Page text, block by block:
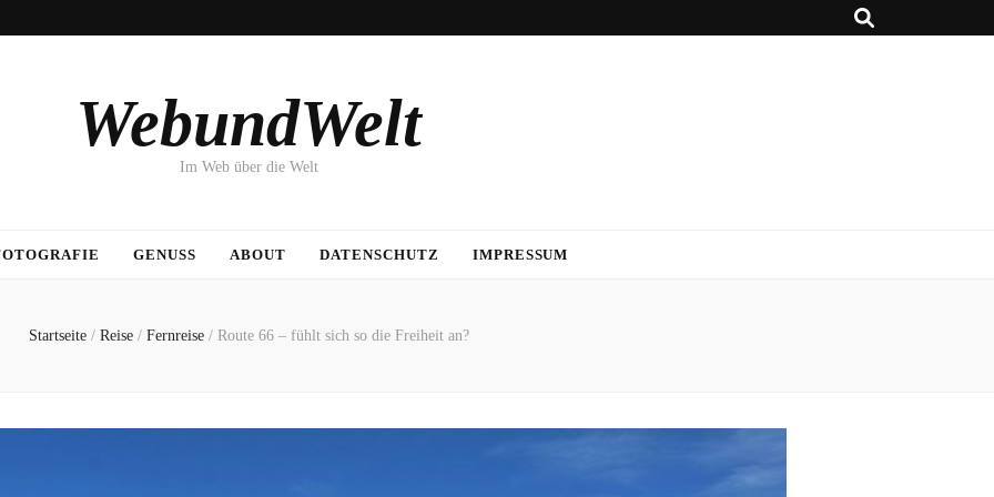
WebundWelt
Im Web über die Welt
GENUSS ABOUT DATENSCHUTZ IMPRESSUM
Startseite / Reise / Fernreise / Route 66 – fühlt sich so die Freiheit an?